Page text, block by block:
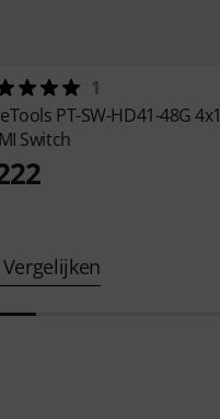
1
PT-SW-HD41-48G 4x1
Switch
Vergelijken